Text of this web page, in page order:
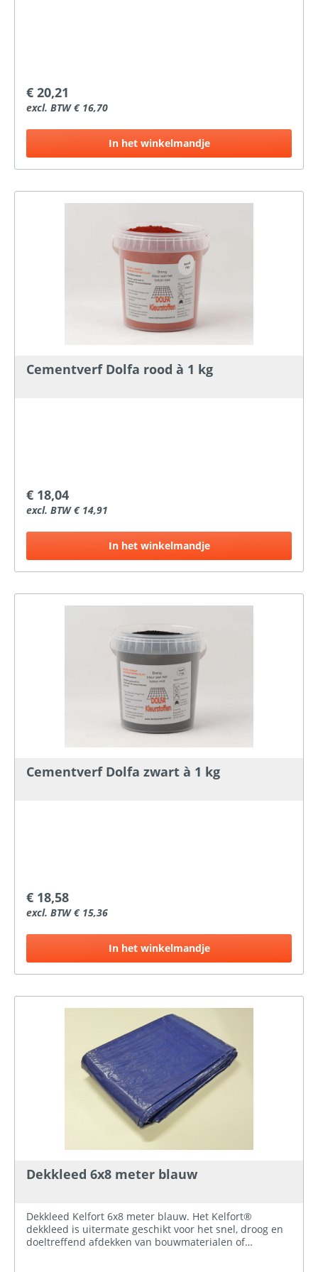
€ 20,21
excl. BTW € 16,70
In het winkelmandje
Cementverf Dolfa rood à 1 kg
€ 18,04
excl. BTW € 14,91
In het winkelmandje
Cementverf Dolfa zwart à 1 kg
€ 18,58
excl. BTW € 15,36
In het winkelmandje
Dekkleed 6x8 meter blauw
Dekkleed Kelfort 6x8 meter blauw. Het Kelfort®
dekkleed is uitermate geschikt voor het snel, droog en
doeltreffend afdekken van bouwmaterialen of